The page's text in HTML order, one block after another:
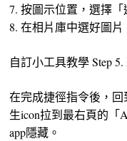
7. 按圖示位置，選擇「
8. 在相片庫中選好圖
自訂小工具教學 Step
在完成捷徑指令後，
生icon拉到最右頁的「
app隱藏。